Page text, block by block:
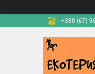
+380 (67)